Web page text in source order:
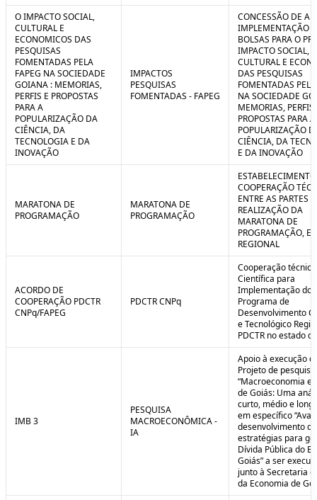
O IMPACTO SOCIAL,
CULTURAL E
ECONOMICOS DAS
PESQUISAS
FOMENTADAS PELA
FAPEG NA SOCIEDADE
GOIANA : MEMORIAS,
PERFIS E PROPOSTAS
PARA A
POPULARIZAÇÃO DA
CIÊNCIA, DA
TECNOLOGIA E DA
INOVAÇÃO
IMPACTOS
PESQUISAS
FOMENTADAS - FAPEG
CONCESSÃO DE
IMPLEMENTAÇÃO
BOLSAS PARA O
IMPACTO SOCIAL,
CULTURAL E
DAS PESQUISAS
FOMENTADAS
NA SOCIEDADE
MEMORIAS, PERFIS
PROPOSTAS PARA A
POPULARIZAÇÃO
CIÊNCIA, DA
E DA INOVAÇÃO
MARATONA DE
PROGRAMAÇÃO
MARATONA DE
PROGRAMAÇÃO
COOPERAÇÃO
ENTRE AS PARTES
REALIZAÇÃO DA
MARATONA DE
PROGRAMAÇÃO,
REGIONAL
ACORDO DE
COOPERAÇÃO PDCTR
CNPq/FAPEG
PDCTR CNPq
Cooperação
Científica para
Implementação do
Programa de
Desenvolvimento
e Tecnológico
PDCTR no estado
IMB 3
PESQUISA
MACROECONÔMICA -
IA
Apoio à execução
Projeto de pesquisa
“Macroeconomia e
de Goiás: Uma
curto, médio e
em específico
desenvolvimento de
estratégias para
Dívida Pública do
Goiás” a ser
junto à Secretaria
da Economia de